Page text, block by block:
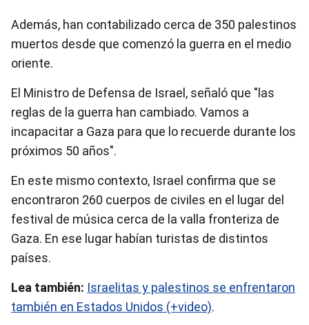
Además, han contabilizado cerca de 350 palestinos
muertos desde que comenzó la guerra en el medio
oriente.
El Ministro de Defensa de Israel, señaló que "las
reglas de la guerra han cambiado. Vamos a
incapacitar a Gaza para que lo recuerde durante los
próximos 50 años".
En este mismo contexto, Israel confirma que se
encontraron 260 cuerpos de civiles en el lugar del
festival de música cerca de la valla fronteriza de
Gaza. En ese lugar habían turistas de distintos
países.
Lea también: Israelitas y palestinos se enfrentaron
también en Estados Unidos (+video).